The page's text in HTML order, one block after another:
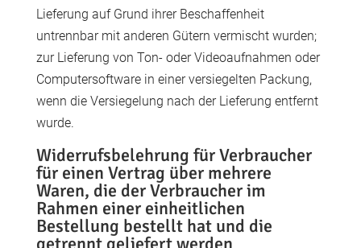
Lieferung auf Grund ihrer Beschaffenheit
untrennbar mit anderen Gütern vermischt wurden;
zur Lieferung von Ton- oder Videoaufnahmen oder
Computersoftware in einer versiegelten Packung,
wenn die Versiegelung nach der Lieferung entfernt
wurde.
Widerrufsbelehrung für Verbraucher
für einen Vertrag über mehrere
Waren, die der Verbraucher im
Rahmen einer einheitlichen
Bestellung bestellt hat und die
getrennt geliefert werden